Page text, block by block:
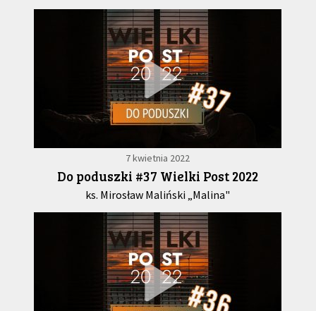
7 kwietnia 2022
Do poduszki #37 Wielki Post 2022
ks. Mirosław Maliński „Malina"